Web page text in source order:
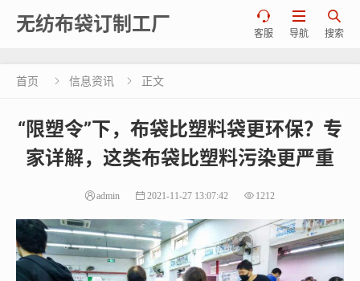
无纺布袋订制工厂 
搜索

导航

客服
首页  信息资讯  正文
“限塑令”下，布袋比塑料袋更环保？专
家详解，这类布袋比塑料污染更严重
admin 2021-11-27 13:07:42 1212